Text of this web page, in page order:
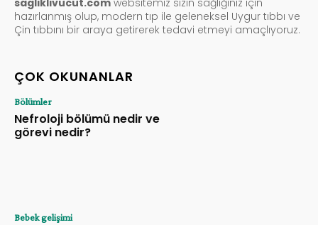
hazırlanmış olup, modern tıp ile geleneksel Uygur tıbbı ve
Çin tıbbını bir araya getirerek tedavi etmeyi amaçlıyoruz.
ÇOK OKUNANLAR
Bölümler
Nefroloji bölümü nedir ve
görevi nedir?
Bebek gelişimi